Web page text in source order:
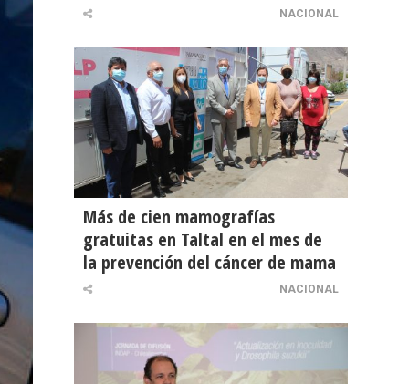
NACIONAL
Más de cien mamografías
gratuitas en Taltal en el mes de
la prevención del cáncer de mama
NACIONAL